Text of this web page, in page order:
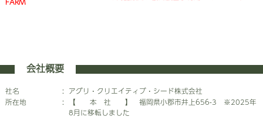
会社概要
社名 : アグリ・クリエイティブ・シード株式会社
所在地
:
【 本 社 】 福岡県小郡市井上656-3 ※2025年
8月に移転しました